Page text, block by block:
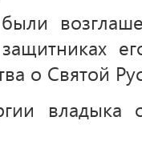
о Святой